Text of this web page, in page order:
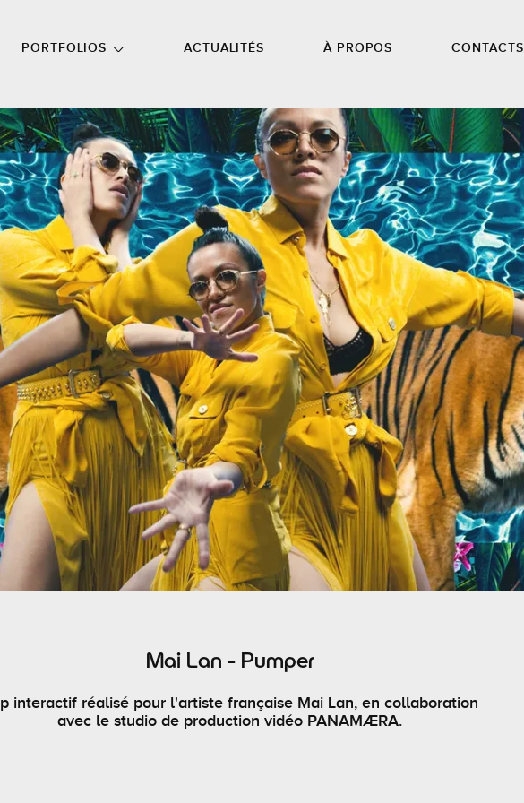
PORTFOLIOS
ACTUALITÉS À PROPOS CONTACTS
Mai Lan - Pumper
interactif réalisé pour l'artiste française Mai Lan, en collaboration
avec le studio de production vidéo PANAMÆRA.